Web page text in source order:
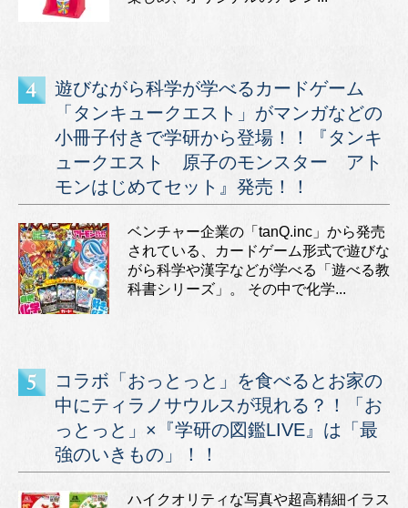
遊びながら科学が学べるカードゲーム
「タンキュークエスト」がマンガなどの
小冊子付きで学研から登場！！『タンキ
ュークエスト 原子のモンスター アト
モンはじめてセット』発売！！
ベンチャー企業の「tanQ.inc」から発売
されている、カードゲーム形式で遊びな
がら科学や漢字などが学べる「遊べる教
科書シリーズ」。 その中で化学...
コラボ「おっとっと」を食べるとお家の
中にティラノサウルスが現れる？！「お
っとっと」×『学研の図鑑LIVE』は「最
強のいきもの」！！
ハイクオリティな写真や超高精細イラス